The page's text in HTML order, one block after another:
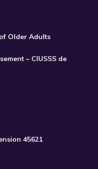
Older Adults
– CIUSSS de
45621